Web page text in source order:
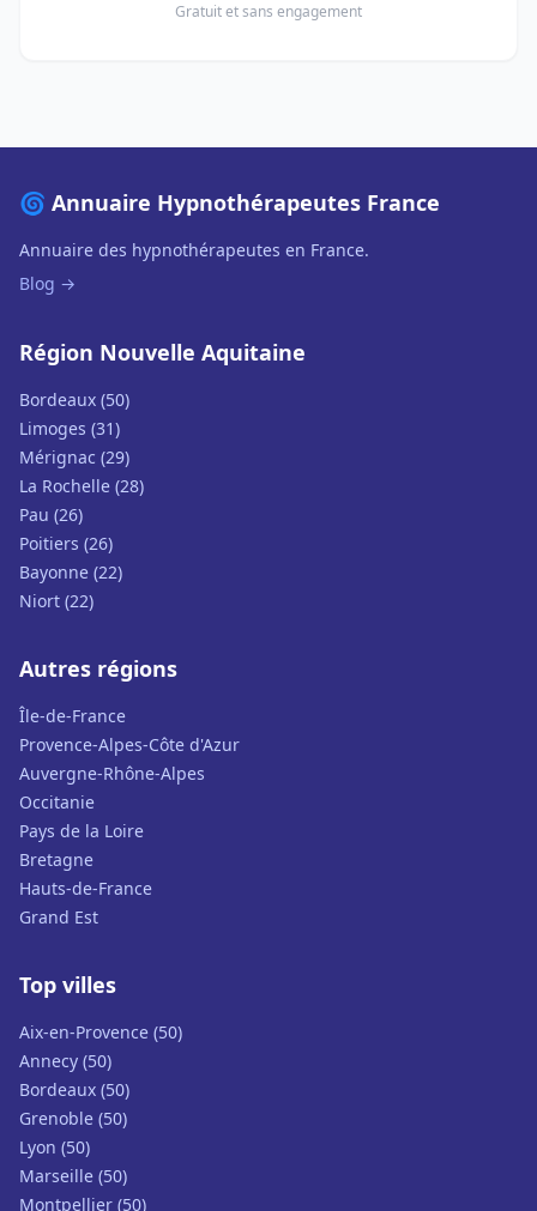
Gratuit et sans engagement
🌀 Annuaire Hypnothérapeutes France
Annuaire des hypnothérapeutes en France.
Blog →
Région Nouvelle Aquitaine
Bordeaux (50)
Limoges (31)
Mérignac (29)
La Rochelle (28)
Pau (26)
Poitiers (26)
Bayonne (22)
Niort (22)
Autres régions
Île-de-France
Provence-Alpes-Côte d'Azur
Auvergne-Rhône-Alpes
Occitanie
Pays de la Loire
Bretagne
Hauts-de-France
Grand Est
Top villes
Aix-en-Provence (50)
Annecy (50)
Bordeaux (50)
Grenoble (50)
Lyon (50)
Marseille (50)
Montpellier (50)